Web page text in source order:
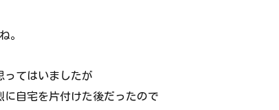
。
ってはいましたが
自宅を片付けた後だったので